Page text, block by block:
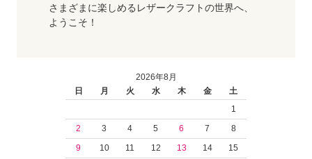
さまざまに楽しめるレザークラフトの世界へ、
ようこそ！
2026年8月
日
月 火 水 木 金
土
1
2
3 4 5 6 7
8
9
10 11 12 13 14
15